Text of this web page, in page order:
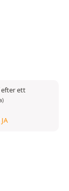
efter ett
JA